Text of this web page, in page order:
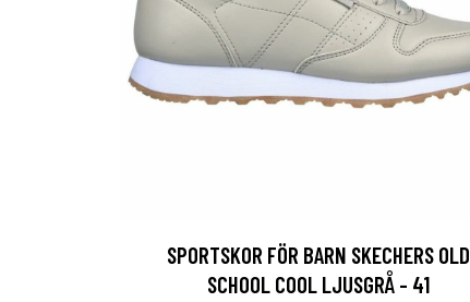
SPORTSKOR FÖR BARN SKECHERS OLD
SCHOOL COOL LJUSGRÅ - 41